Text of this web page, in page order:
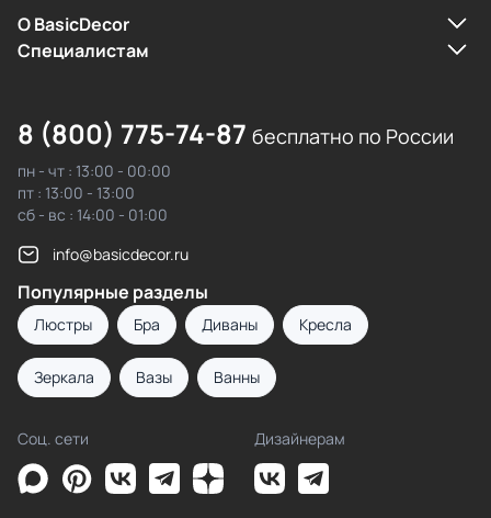
О BasicDecor
Cпециалистам
8 (800) 775-74-87 бесплатно по России
пн - чт : 13:00 - 00:00
пт : 13:00 - 13:00
сб - вс : 14:00 - 01:00
info@basicdecor.ru
Популярные разделы
Люстры Бра Диваны Кресла
Зеркала Вазы Ванны
Соц. сети Дизайнерам